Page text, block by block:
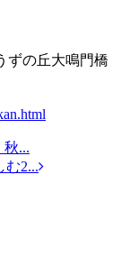
ずの丘大鳴門橋
秋...
む2...